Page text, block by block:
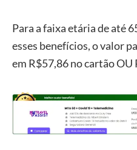
Para a faixa etária de até
esses benefícios, o valor
em R$57,86 no cartão OU